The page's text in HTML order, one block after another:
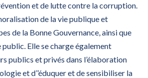
et de lutte contre la corruption.
de la vie publique et
de la Bonne Gouvernance, ainsi que
Elle se charge également
publics et privés dans l’élaboration
et d’’éduquer et de sensibiliser la